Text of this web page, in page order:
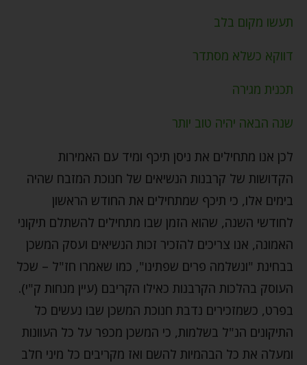
תעשו מקום בלב
דווקא כשלא מסתדר
תכנית מגירה
שנה הבאה יהיה טוב יותר
לכן אנו מתחילים את ניסן תיכף ומיד עם האמירות
הקדושות של קרבנות הנשיאים של חנוכת המזבח שהיה
בימים אלו, כי תיכף שמתחילים את החודש הראשון
לחודשי השנה, שהוא הזמן שבו מתחילים להשתלם תיקוני
האמונה, אנו צריכים להזכיר זכות הנשיאים ועסק המשכן
בבחינת "ונשלמה פרים שפתינו", כמו שאמרו חז"ל – שכל
העוסק בהלכות הקרבנות כאילו הקריבם (עיין מנחות ק"י).
בפרט, כשמזכירים נדבת חנוכת המשכן שבו נעשים כל
התיקונים הנ"ל בשלמות, כי המשכן מכפר על כל העוונות
ומעלה את כל הבהמיות להשם ואז מקריבים כל מיני חלב